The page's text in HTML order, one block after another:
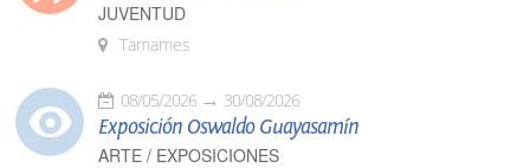
JUVENTUD
Tamames
08/05/2026 30/08/2026
Exposición Oswaldo Guayasamín
ARTE / EXPOSICIONES